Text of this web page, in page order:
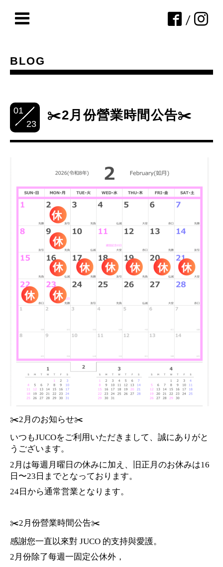
/
BLOG
01
23
✂️2月份營業時間公告✂️
✂️2月のお知らせ✂️
いつもJUCOをご利用いただきまして、誠にありがと
うございます。
2月は毎週月曜日の休みに加え、旧正月のお休みは16
日〜23日までとなっております。
24日から通常営業となります。
✂️2月份營業時間公告✂️
感謝您一直以來對 JUCO 的支持與愛護。
2月份除了每週一固定公休外，